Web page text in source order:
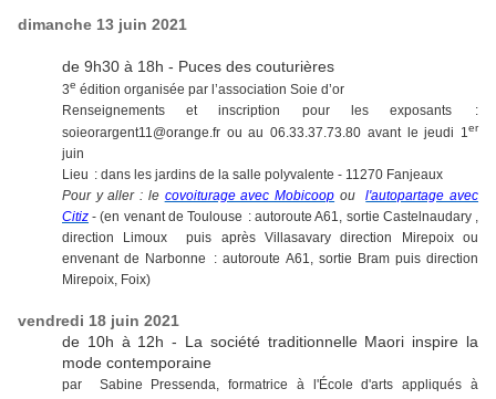
dimanche 13 juin 2021
de 9h30 à 18h - Puces des couturières
3e édition organisée par l’association Soie d’or
Renseignements et inscription pour les exposants :
soieorargent11@orange.fr ou au 06.33.37.73.80 avant le jeudi 1er
juin
Lieu : dans les jardins de la salle polyvalente - 11270 Fanjeaux
Pour y aller : le covoiturage avec Mobicoop ou
l'autopartage avec
Citiz - (en venant de Toulouse : autoroute A61, sortie Castelnaudary ,
direction Limoux puis après Villasavary direction Mirepoix ou
envenant de Narbonne : autoroute A61, sortie Bram puis direction
Mirepoix, Foix)
vendredi 18 juin 2021
de 10h à 12h - La société traditionnelle Maori inspire la
mode contemporaine
par Sabine Pressenda, formatrice à l'École d'arts appliqués à